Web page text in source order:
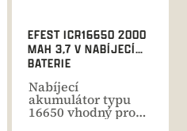
EFEST ICR16650 2000
MAH 3,7 V NABÍJECÍ
BATERIE
Nabíjecí
akumulátor typu
16650 vhodný pro